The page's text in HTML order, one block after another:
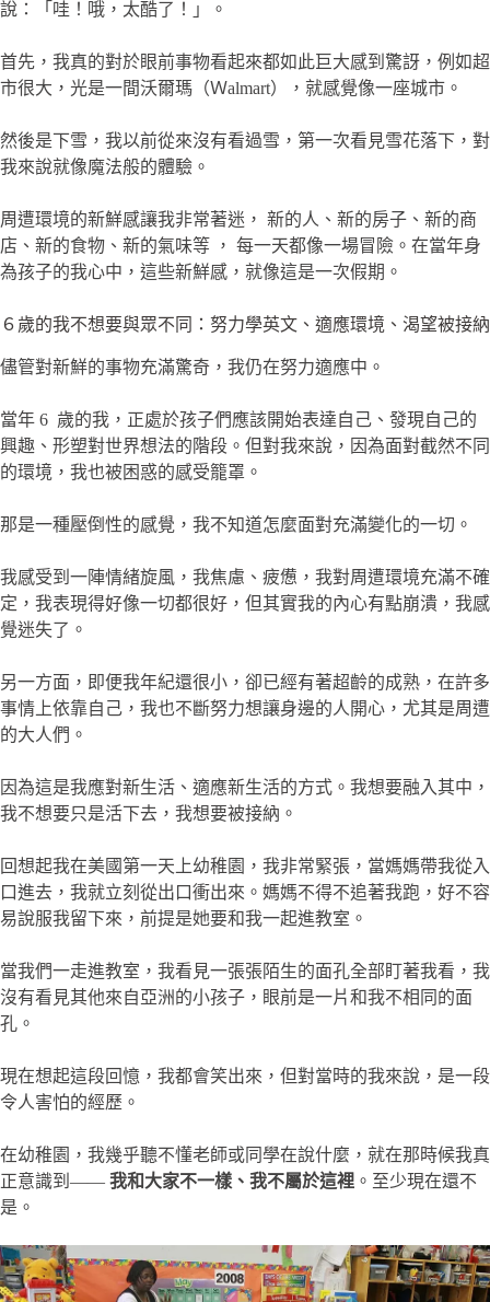
說：「哇！哦，太酷了！」。
首先，我真的對於眼前事物看起來都如此巨大感到驚訝，例如超
市很大，光是一間沃爾瑪（Ｗalmart），就感覺像一座城市。
然後是下雪，我以前從來沒有看過雪，第一次看見雪花落下，對
我來說就像魔法般的體驗。
周遭環境的新鮮感讓我非常著迷， 新的人、新的房子、新的商
店、新的食物、新的氣味等 ， 每一天都像一場冒險。在當年身
為孩子的我心中，這些新鮮感，就像這是一次假期。
６歲的我不想要與眾不同：努力學英文、適應環境、渴望被接納
儘管對新鮮的事物充滿驚奇，我仍在努力適應中。
當年 6 歲的我，正處於孩子們應該開始表達自己、發現自己的
興趣、形塑對世界想法的階段。但對我來說，因為面對截然不同
的環境，我也被困惑的感受籠罩。
那是一種壓倒性的感覺，我不知道怎麼面對充滿變化的一切。
我感受到一陣情緒旋風，我焦慮、疲憊，我對周遭環境充滿不確
定，我表現得好像一切都很好，但其實我的內心有點崩潰，我感
覺迷失了。
另一方面，即便我年紀還很小，卻已經有著超齡的成熟，在許多
事情上依靠自己，我也不斷努力想讓身邊的人開心，尤其是周遭
的大人們。
因為這是我應對新生活、適應新生活的方式。我想要融入其中，
我不想要只是活下去，我想要被接納。
回想起我在美國第一天上幼稚園，我非常緊張，當媽媽帶我從入
口進去，我就立刻從出口衝出來。媽媽不得不追著我跑，好不容
易說服我留下來，前提是她要和我一起進教室。
當我們一走進教室，我看見一張張陌生的面孔全部盯著我看，我
沒有看見其他來自亞洲的小孩子，眼前是一片和我不相同的面
孔。
現在想起這段回憶，我都會笑出來，但對當時的我來說，是一段
令人害怕的經歷。
在幼稚園，我幾乎聽不懂老師或同學在說什麼，就在那時候我真
正意識到—— 我和大家不一樣、我不屬於這裡 。至少現在還不
是。